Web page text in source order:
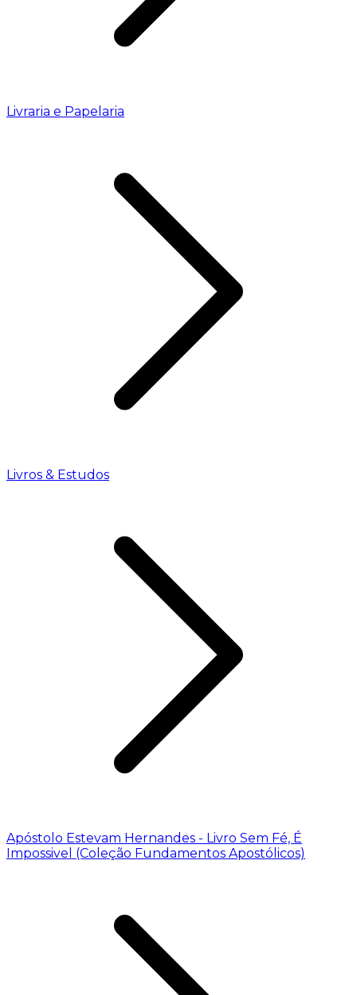
Livraria e Papelaria
Livros & Estudos
Apóstolo Estevam Hernandes - Livro Sem Fé, É
Impossivel (Coleção Fundamentos Apostólicos)